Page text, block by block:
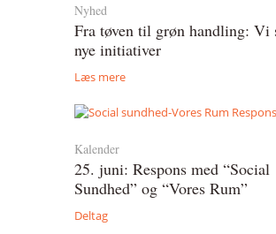
Bliv medlem
Nyhed
Fra tøven til grøn handling: Vi
nye initiativer
Læs mere
Kalender
25. juni: Respons med “Social
Sundhed” og “Vores Rum”
Deltag